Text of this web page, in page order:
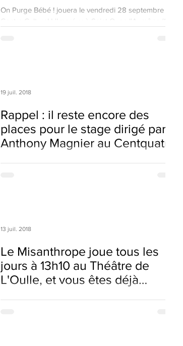
On Purge Bébé ! jouera le vendredi 28 septembre au
Centre Culturel L'Imprévu à Saint Ouen l'Aumône (95).
Rappel : il reste encore des
places pour le stage dirigé par
Anthony Magnier au Centquatre
Les mécanismes du comique, de l'improvisation au
19 juil. 2018
Le Misanthrope joue tous les
jours à 13h10 au Théâtre de
L'Oulle, et vous êtes déjà
Premier article paru sur Tout est Art Prod à consulter
13 juil. 2018